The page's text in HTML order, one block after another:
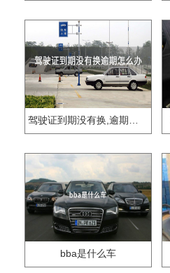
驾驶证到期没有换,逾期怎么办??
bba是什么车